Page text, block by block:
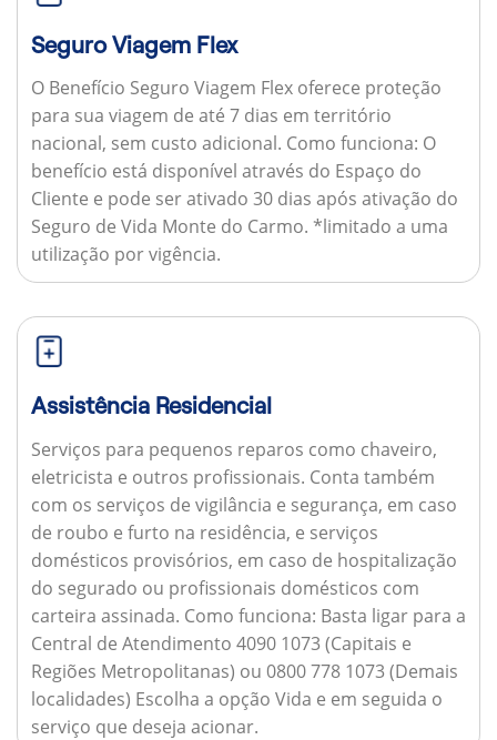
Seguro Viagem Flex
O Benefício Seguro Viagem Flex oferece proteção
para sua viagem de até 7 dias em território
nacional, sem custo adicional. Como funciona: O
benefício está disponível através do Espaço do
Cliente e pode ser ativado 30 dias após ativação do
Seguro de Vida Monte do Carmo. *limitado a uma
utilização por vigência.
Assistência Residencial
Serviços para pequenos reparos como chaveiro,
eletricista e outros profissionais. Conta também
com os serviços de vigilância e segurança, em caso
de roubo e furto na residência, e serviços
domésticos provisórios, em caso de hospitalização
do segurado ou profissionais domésticos com
carteira assinada. Como funciona: Basta ligar para a
Central de Atendimento 4090 1073 (Capitais e
Regiões Metropolitanas) ou 0800 778 1073 (Demais
localidades) Escolha a opção Vida e em seguida o
serviço que deseja acionar.